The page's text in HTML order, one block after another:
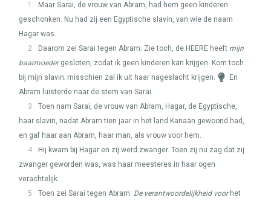
1
Maar Sarai, de vrouw van Abram, had hem geen kinderen
geschonken. Nu had zij een Egyptische slavin, van wie de naam
Hagar was.
2
Daarom zei Sarai tegen Abram: Zie toch, de HEERE heeft mijn
baarmoedergesloten, zodat ik geen kinderen kan krijgen. Kom toch
bij mijn slavin; misschien zal ik uit haar nageslacht krijgen.
En
Abram luisterde naar de stem van Sarai.
3
Toen nam Sarai, de vrouw van Abram, Hagar, de Egyptische,
haar slavin, nadat Abram tien jaar in het land Kanaän gewoond had,
en gaf haar aan Abram, haar man, als vrouw voor hem.
4
Hij kwam bij Hagar en zij werd zwanger. Toen zij nu zag dat zij
zwanger geworden was, was haar meesteres in haar ogen
verachtelijk.
5
Toen zei Sarai tegen Abram: De verantwoordelijkheid voorhet